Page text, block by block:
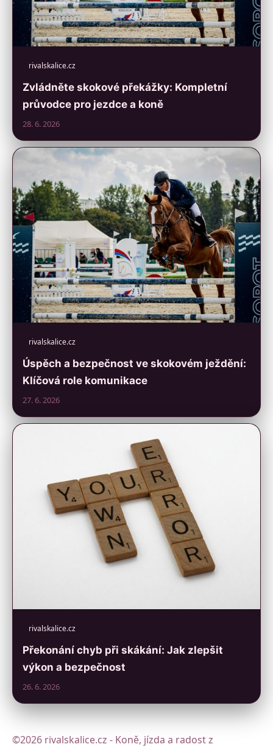
rivalskalice.cz
Zvládněte skokové překážky: Kompletní
průvodce pro jezdce a koně
28. 6. 2026
rivalskalice.cz
Úspěch a bezpečnost ve skokovém ježdění:
Klíčová role komunikace
27. 6. 2026
rivalskalice.cz
Překonání chyb při skákání: Jak zlepšit
výkon a bezpečnost
26. 6. 2026
©2026 rivalskalice.cz - Koně, jízda a radost z